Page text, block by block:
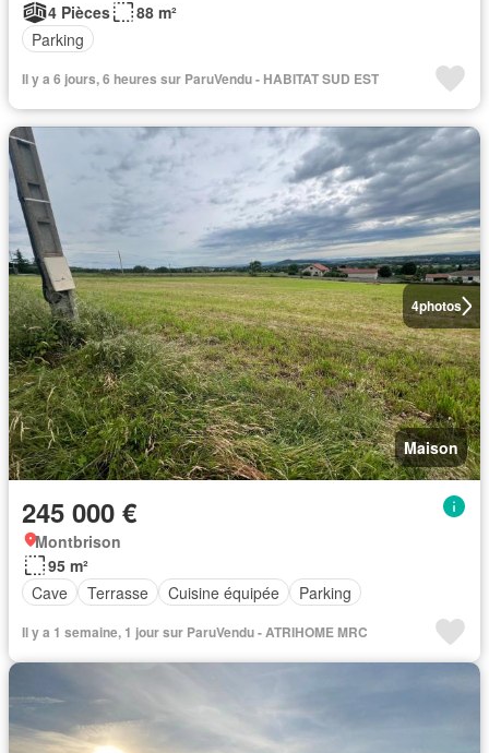
4 Pièces
88 m²
Parking
Il y a 6 jours, 6 heures sur ParuVendu - HABITAT SUD EST
4photos
Maison
245 000 €
Montbrison
95 m²
Cave
Terrasse Cuisine équipée Parking
Il y a 1 semaine, 1 jour sur ParuVendu - ATRIHOME MRC